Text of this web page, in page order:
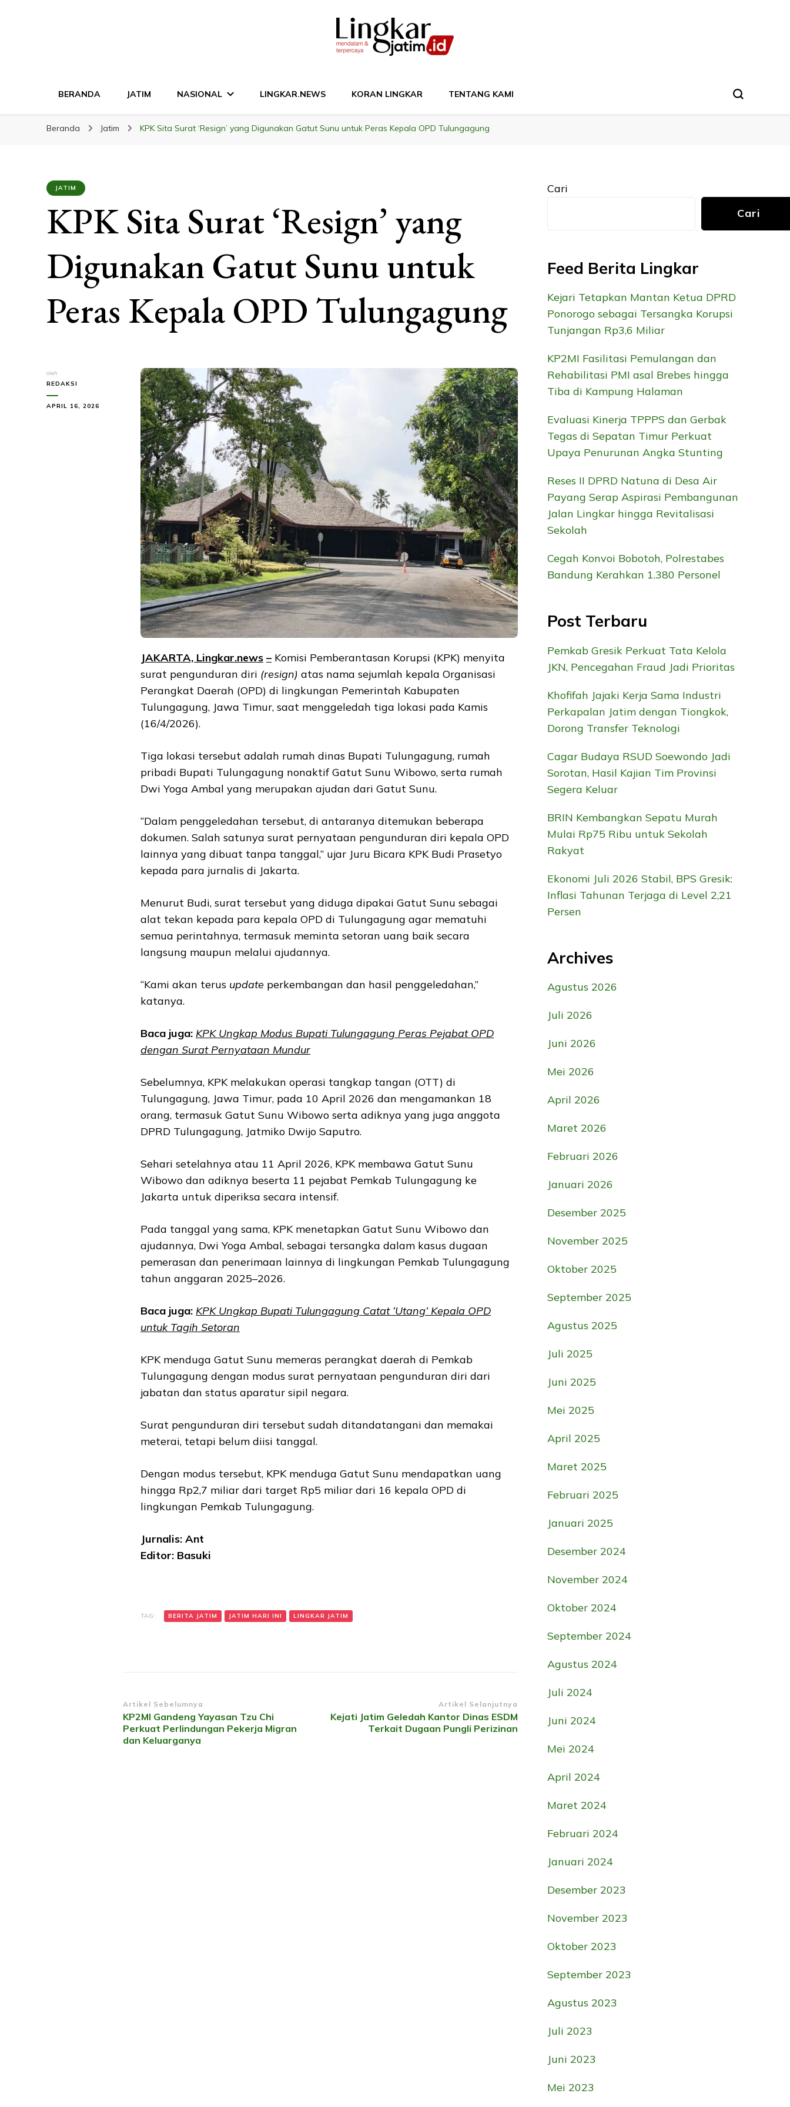
BERANDA JATIM NASIONAL LINGKAR.NEWS KORAN LINGKAR TENTANG KAMI
Beranda Jatim KPK Sita Surat ‘Resign’ yang Digunakan Gatut Sunu untuk Peras Kepala OPD Tulungagung
JATIM
KPK Sita Surat ‘Resign’ yang
Digunakan Gatut Sunu untuk
Peras Kepala OPD Tulungagung
oleh
REDAKSI
APRIL 16, 2026
JAKARTA, Lingkar.news – Komisi Pemberantasan Korupsi (KPK) menyita
surat pengunduran diri (resign) atas nama sejumlah kepala Organisasi
Perangkat Daerah (OPD) di lingkungan Pemerintah Kabupaten
Tulungagung, Jawa Timur, saat menggeledah tiga lokasi pada Kamis
(16/4/2026).
Tiga lokasi tersebut adalah rumah dinas Bupati Tulungagung, rumah
pribadi Bupati Tulungagung nonaktif Gatut Sunu Wibowo, serta rumah
Dwi Yoga Ambal yang merupakan ajudan dari Gatut Sunu.
“Dalam penggeledahan tersebut, di antaranya ditemukan beberapa
dokumen. Salah satunya surat pernyataan pengunduran diri kepala OPD
lainnya yang dibuat tanpa tanggal,” ujar Juru Bicara KPK Budi Prasetyo
kepada para jurnalis di Jakarta.
Menurut Budi, surat tersebut yang diduga dipakai Gatut Sunu sebagai
alat tekan kepada para kepala OPD di Tulungagung agar mematuhi
semua perintahnya, termasuk meminta setoran uang baik secara
langsung maupun melalui ajudannya.
“Kami akan terus update perkembangan dan hasil penggeledahan,”
katanya.
Baca juga: KPK Ungkap Modus Bupati Tulungagung Peras Pejabat OPD
dengan Surat Pernyataan Mundur
Sebelumnya, KPK melakukan operasi tangkap tangan (OTT) di
Tulungagung, Jawa Timur, pada 10 April 2026 dan mengamankan 18
orang, termasuk Gatut Sunu Wibowo serta adiknya yang juga anggota
DPRD Tulungagung, Jatmiko Dwijo Saputro.
Sehari setelahnya atau 11 April 2026, KPK membawa Gatut Sunu
Wibowo dan adiknya beserta 11 pejabat Pemkab Tulungagung ke
Jakarta untuk diperiksa secara intensif.
Pada tanggal yang sama, KPK menetapkan Gatut Sunu Wibowo dan
ajudannya, Dwi Yoga Ambal, sebagai tersangka dalam kasus dugaan
pemerasan dan penerimaan lainnya di lingkungan Pemkab Tulungagung
tahun anggaran 2025–2026.
Baca juga: KPK Ungkap Bupati Tulungagung Catat ‘Utang’ Kepala OPD
untuk Tagih Setoran
KPK menduga Gatut Sunu memeras perangkat daerah di Pemkab
Tulungagung dengan modus surat pernyataan pengunduran diri dari
jabatan dan status aparatur sipil negara.
Surat pengunduran diri tersebut sudah ditandatangani dan memakai
meterai, tetapi belum diisi tanggal.
Dengan modus tersebut, KPK menduga Gatut Sunu mendapatkan uang
hingga Rp2,7 miliar dari target Rp5 miliar dari 16 kepala OPD di
lingkungan Pemkab Tulungagung.
Jurnalis: Ant
Editor: Basuki
TAG: BERITA JATIM JATIM HARI INI LINGKAR JATIM
Navigasi
Artikel
Artikel Sebelumnya
KP2MI Gandeng Yayasan Tzu Chi
Perkuat Perlindungan Pekerja Migran
dan Keluarganya
Artikel Selanjutnya
Kejati Jatim Geledah Kantor Dinas ESDM
Terkait Dugaan Pungli Perizinan
Cari
Cari
Feed Berita Lingkar
Kejari Tetapkan Mantan Ketua DPRD
Ponorogo sebagai Tersangka Korupsi
Tunjangan Rp3,6 Miliar
KP2MI Fasilitasi Pemulangan dan
Rehabilitasi PMI asal Brebes hingga
Tiba di Kampung Halaman
Evaluasi Kinerja TPPPS dan Gerbak
Tegas di Sepatan Timur Perkuat
Upaya Penurunan Angka Stunting
Reses II DPRD Natuna di Desa Air
Payang Serap Aspirasi Pembangunan
Jalan Lingkar hingga Revitalisasi
Sekolah
Cegah Konvoi Bobotoh, Polrestabes
Bandung Kerahkan 1.380 Personel
Post Terbaru
Pemkab Gresik Perkuat Tata Kelola
JKN, Pencegahan Fraud Jadi Prioritas
Khofifah Jajaki Kerja Sama Industri
Perkapalan Jatim dengan Tiongkok,
Dorong Transfer Teknologi
Cagar Budaya RSUD Soewondo Jadi
Sorotan, Hasil Kajian Tim Provinsi
Segera Keluar
BRIN Kembangkan Sepatu Murah
Mulai Rp75 Ribu untuk Sekolah
Rakyat
Ekonomi Juli 2026 Stabil, BPS Gresik:
Inflasi Tahunan Terjaga di Level 2,21
Persen
Archives
Agustus 2026
Juli 2026
Juni 2026
Mei 2026
April 2026
Maret 2026
Februari 2026
Januari 2026
Desember 2025
November 2025
Oktober 2025
September 2025
Agustus 2025
Juli 2025
Juni 2025
Mei 2025
April 2025
Maret 2025
Februari 2025
Januari 2025
Desember 2024
November 2024
Oktober 2024
September 2024
Agustus 2024
Juli 2024
Juni 2024
Mei 2024
April 2024
Maret 2024
Februari 2024
Januari 2024
Desember 2023
November 2023
Oktober 2023
September 2023
Agustus 2023
Juli 2023
Juni 2023
Mei 2023